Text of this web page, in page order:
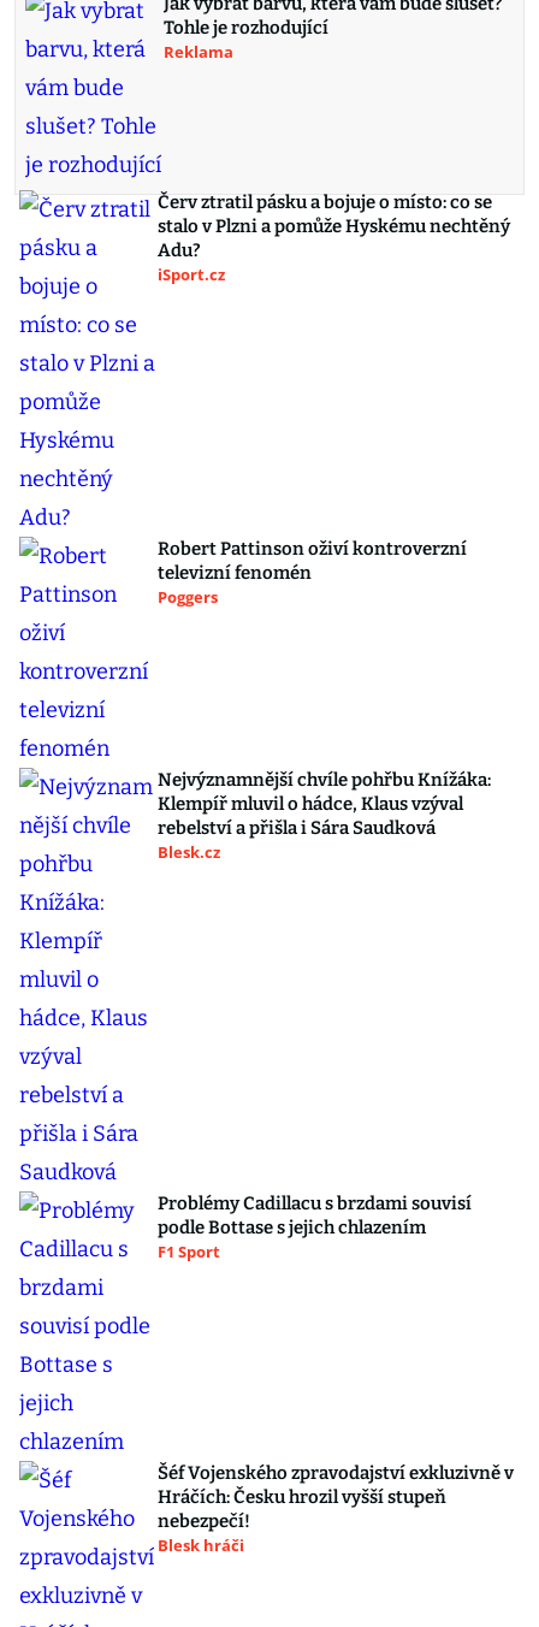
Tohle je rozhodující
Reklama
Červ ztratil pásku a bojuje o místo: co se
stalo v Plzni a pomůže Hyskému nechtěný
Adu?
iSport.cz
Robert Pattinson oživí kontroverzní
televizní fenomén
Poggers
Nejvýznamnější chvíle pohřbu Knížáka:
Klempíř mluvil o hádce, Klaus vzýval
rebelství a přišla i Sára Saudková
Blesk.cz
Problémy Cadillacu s brzdami souvisí
podle Bottase s jejich chlazením
F1 Sport
Šéf Vojenského zpravodajství exkluzivně v
Hráčích: Česku hrozil vyšší stupeň
nebezpečí!
Blesk hráči